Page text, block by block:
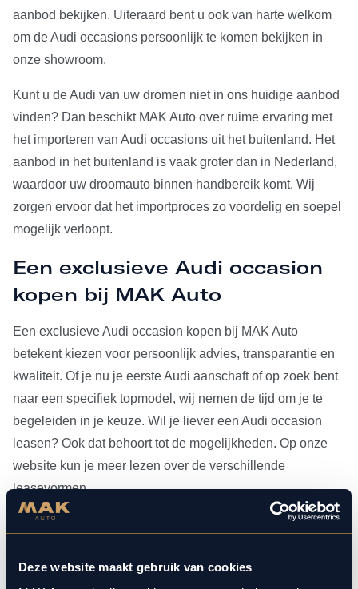
Deze website maakt gebruik van cookies
aanbod bekijken. Uiteraard bent u ook van harte welkom
om de Audi occasions persoonlijk te komen bekijken in
onze showroom.
Kunt u de Audi van uw dromen niet in ons huidige aanbod
vinden? Dan beschikt MAK Auto over ruime ervaring met
het importeren van Audi occasions uit het buitenland. Het
aanbod in het buitenland is vaak groter dan in Nederland,
waardoor uw droomauto binnen handbereik komt. Wij
zorgen ervoor dat het importproces zo voordelig en soepel
mogelijk verloopt.
Een exclusieve Audi occasion
kopen bij MAK Auto
Een exclusieve Audi occasion kopen bij MAK Auto
betekent kiezen voor persoonlijk advies, transparantie en
kwaliteit. Of je nu je eerste Audi aanschaft of op zoek bent
naar een specifiek topmodel, wij nemen de tijd om je te
begeleiden in je keuze. Wil je liever een Audi occasion
leasen? Ook dat behoort tot de mogelijkheden. Op onze
website kun je meer lezen over de verschillende
leasevormen.
Heb je je Audi occasion eenmaal gevonden, dan kun je
aangesloten bij Bosch Car Service, beschikken onze